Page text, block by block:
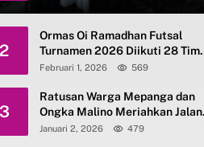
2
Ormas Oi Ramadhan Futsal
Turnamen 2026 Diikuti 28 Tim
se-Parimo
Februari 1, 2026 569
Ratusan Warga Mepanga dan
Ongka Malino Meriahkan Jalan
Santai Kerukunan HAB ke-80
Januari 2, 2026 479